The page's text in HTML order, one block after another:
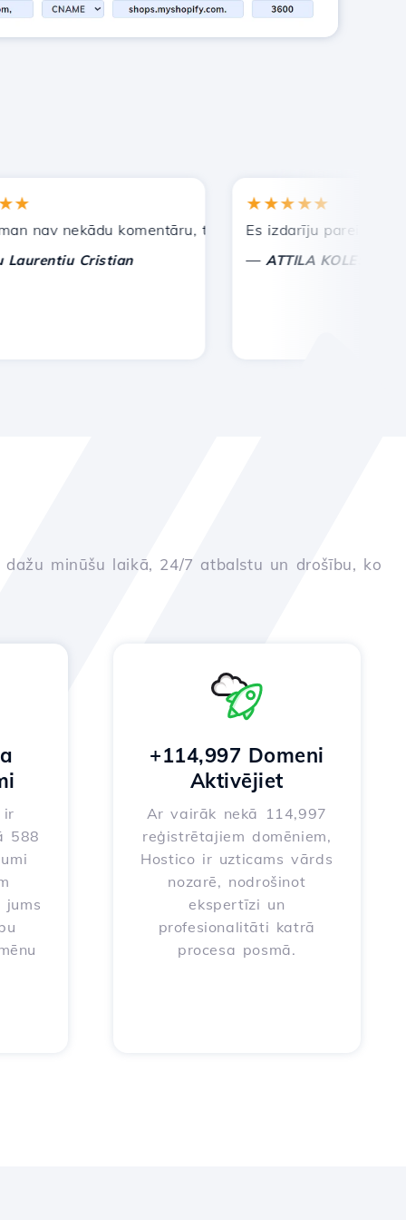
nekādu komentāru, tikai lai novērtētu. Ar īpašu
Cristian
★★★★★
Es izdarīju pareizo izvēli,
ATTILA KOLES
minūšu laikā, 24/7 atbalstu un drošību, ko
ir
588
jums
+114,997 Domeni
Aktivējiet
Ar vairāk nekā 114,997
reģistrētajiem domēniem,
Hostico ir uzticams vārds
nozarē, nodrošinot
ekspertīzi un
profesionalitāti katrā
procesa posmā.